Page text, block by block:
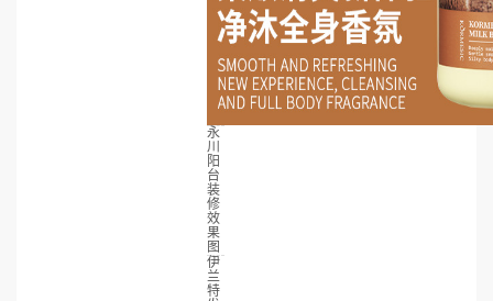
永
川
阳
台
装
修
效
果
图
伊
兰
特